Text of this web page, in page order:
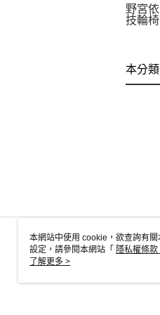
野宮
技輪
本分
本網站中使用 cookie，欲查詢有
設定，請參閱本網站「 隱私權條款
使用 cookie。
了解更多 >